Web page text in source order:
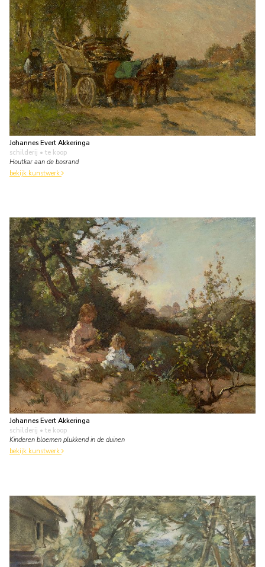
Johannes Evert Akkeringa
schilderij • te koop
Houtkar aan de bosrand
bekijk kunstwerk
Johannes Evert Akkeringa
schilderij • te koop
Kinderen bloemen plukkend in de duinen
bekijk kunstwerk